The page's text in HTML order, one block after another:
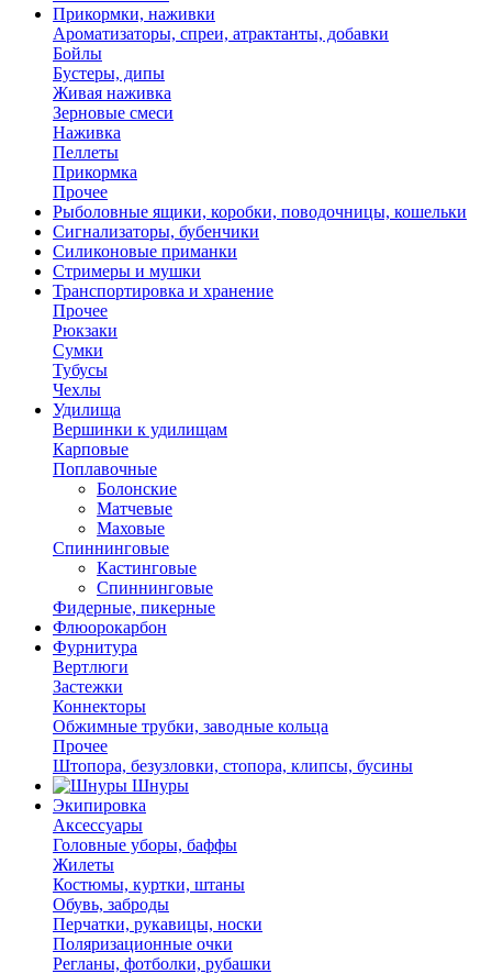
Прикормки, наживки
Ароматизаторы, спреи, атрактанты, добавки
Бойлы
Бустеры, дипы
Живая наживка
Зерновые смеси
Наживка
Пеллеты
Прикормка
Прочее
Рыболовные ящики, коробки, поводочницы, кошельки
Сигнализаторы, бубенчики
Силиконовые приманки
Стримеры и мушки
Транспортировка и хранение
Прочее
Рюкзаки
Сумки
Тубусы
Чехлы
Удилища
Вершинки к удилищам
Карповые
Поплавочные
Болонские
Матчевые
Маховые
Спиннинговые
Кастинговые
Спиннинговые
Фидерные, пикерные
Флюорокарбон
Фурнитура
Вертлюги
Застежки
Коннекторы
Обжимные трубки, заводные кольца
Прочее
Штопора, безузловки, стопора, клипсы, бусины
Шнуры
Экипировка
Аксессуары
Головные уборы, баффы
Жилеты
Костюмы, куртки, штаны
Обувь, заброды
Перчатки, рукавицы, носки
Поляризационные очки
Регланы, фотболки, рубашки